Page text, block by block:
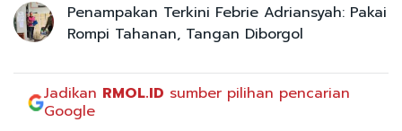
Penampakan Terkini Febrie Adriansyah: Pakai
Rompi Tahanan, Tangan Diborgol
Jadikan RMOL.ID sumber pilihan pencarian
Google